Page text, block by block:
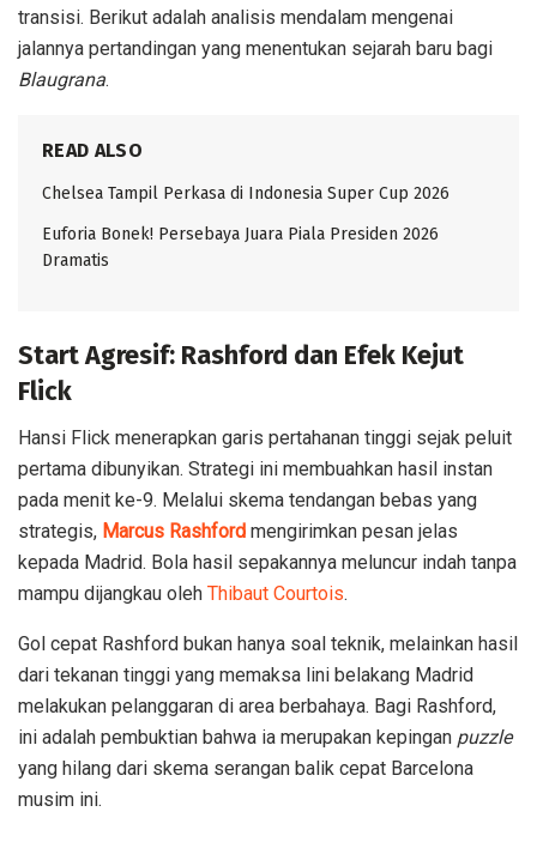
transisi. Berikut adalah analisis mendalam mengenai
jalannya pertandingan yang menentukan sejarah baru bagi
Blaugrana.
READ ALSO
Chelsea Tampil Perkasa di Indonesia Super Cup 2026
Euforia Bonek! Persebaya Juara Piala Presiden 2026
Dramatis
Start Agresif: Rashford dan Efek Kejut
Flick
Hansi Flick menerapkan garis pertahanan tinggi sejak peluit
pertama dibunyikan. Strategi ini membuahkan hasil instan
pada menit ke-9. Melalui skema tendangan bebas yang
strategis, Marcus Rashford mengirimkan pesan jelas
kepada Madrid. Bola hasil sepakannya meluncur indah tanpa
mampu dijangkau oleh Thibaut Courtois.
Gol cepat Rashford bukan hanya soal teknik, melainkan hasil
dari tekanan tinggi yang memaksa lini belakang Madrid
melakukan pelanggaran di area berbahaya. Bagi Rashford,
ini adalah pembuktian bahwa ia merupakan kepingan puzzle
yang hilang dari skema serangan balik cepat Barcelona
musim ini.